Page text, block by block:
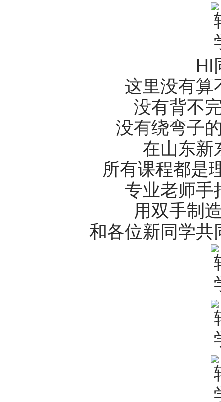
HI
这里没有算
没有背不
没有绕弯子
在山东新
所有课程都是
专业老师手
用双手制
和各位新同学共